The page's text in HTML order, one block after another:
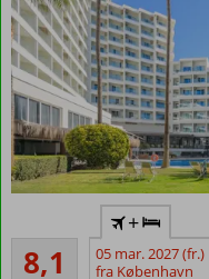
Centrum af
Torremolinos
– 1,8 km
8,1
Meget godt
320
+
05 mar. 2027 (fr.)
fra København